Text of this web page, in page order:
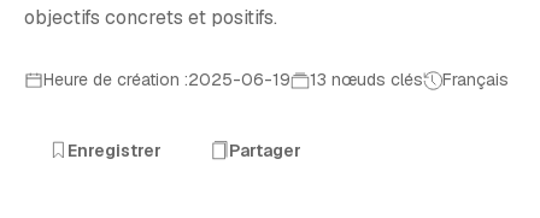
objectifs concrets et positifs.
Heure de création :2025-06-19 13 nœuds clés Français
Enregistrer Partager